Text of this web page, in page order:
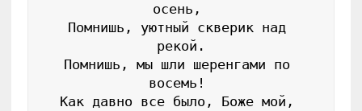
осень,
Помнишь, уютный скверик над
рекой.
Помнишь, мы шли шеренгами по
восемь!
Как давно все было, Боже мой,